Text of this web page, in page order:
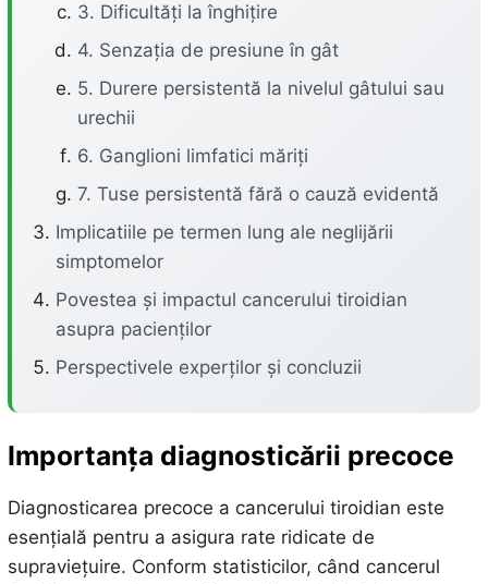
3. Dificultăți la înghițire
4. Senzația de presiune în gât
5. Durere persistentă la nivelul gâtului sau
urechii
6. Ganglioni limfatici măriți
7. Tuse persistentă fără o cauză evidentă
Implicatiile pe termen lung ale neglijării
simptomelor
Povestea și impactul cancerului tiroidian
asupra pacienților
Perspectivele experților și concluzii
Importanța diagnosticării precoce
Diagnosticarea precoce a cancerului tiroidian este
esențială pentru a asigura rate ridicate de
supraviețuire. Conform statisticilor, când cancerul